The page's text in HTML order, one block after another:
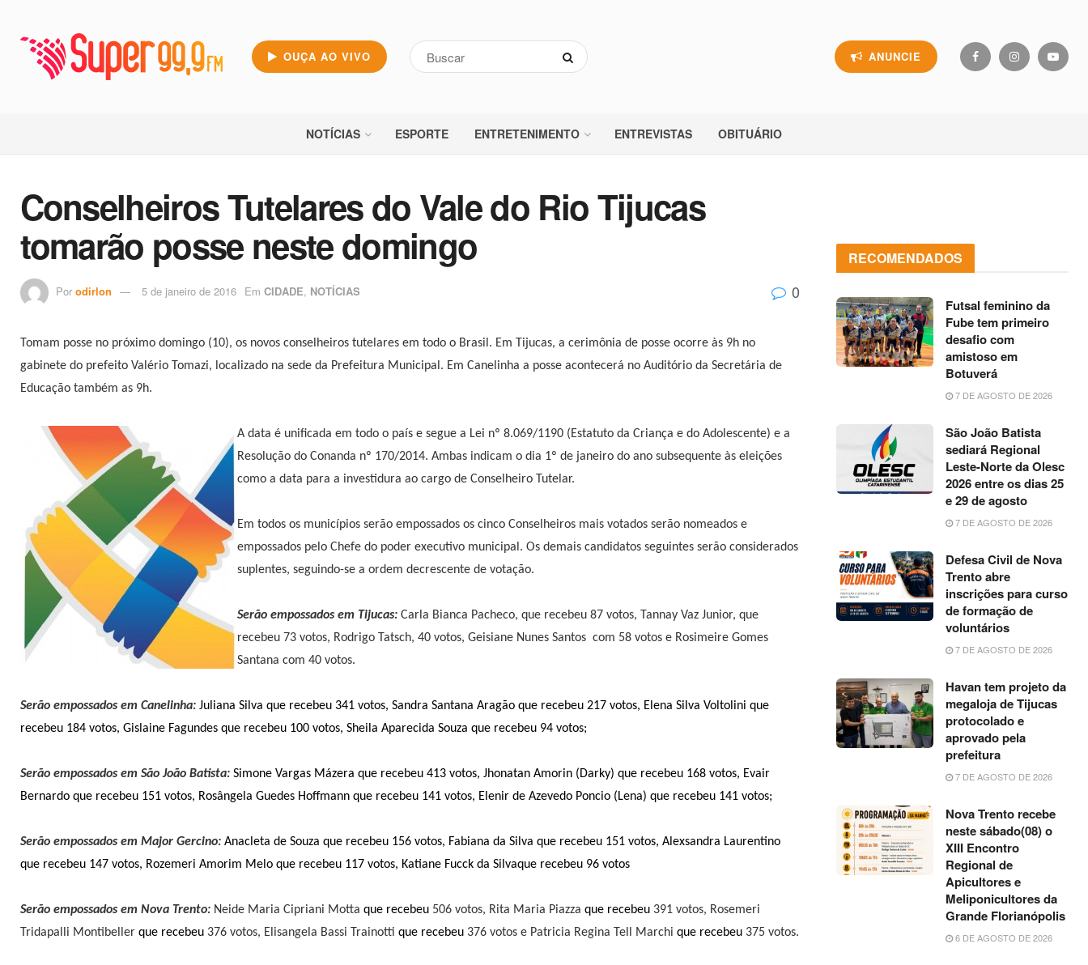
OUÇA AO VIVO ANUNCIE
NOTÍCIAS ESPORTE ENTRETENIMENTO ENTREVISTAS OBITUÁRIO
Conselheiros Tutelares do Vale do Rio Tijucas
tomarão posse neste domingo
Por odirlon 5 de janeiro de 2016 Em CIDADE, NOTÍCIAS 0
Tomam posse no próximo domingo (10), os novos conselheiros tutelares em todo o Brasil. Em Tijucas, a cerimônia de posse ocorre às 9h no
gabinete do prefeito Valério Tomazi, localizado na sede da Prefeitura Municipal. Em Canelinha a posse acontecerá no Auditório da Secretária de
Educação também as 9h.
A data é unificada em todo o país e segue a Lei nº 8.069/1190 (Estatuto da Criança e do Adolescente) e a
Resolução do Conanda nº 170/2014. Ambas indicam o dia 1º de janeiro do ano subsequente às eleições
como a data para a investidura ao cargo de Conselheiro Tutelar.
Em todos os municípios serão empossados os cinco Conselheiros mais votados serão nomeados e
empossados pelo Chefe do poder executivo municipal. Os demais candidatos seguintes serão considerados
suplentes, seguindo-se a ordem decrescente de votação.
Serão empossados em Tijucas:Carla Bianca Pacheco, que recebeu 87 votos, Tannay Vaz Junior, que
recebeu 73 votos, Rodrigo Tatsch, 40 votos, Geisiane Nunes Santos com 58 votos e Rosimeire Gomes
Santana com 40 votos.
Serão empossados em Canelinha: Juliana Silva que recebeu 341 votos, Sandra Santana Aragão que recebeu 217 votos, Elena Silva Voltolini que
recebeu 184 votos, Gislaine Fagundes que recebeu 100 votos, Sheila Aparecida Souza que recebeu 94 votos;
Serão empossados em São João Batista: Simone Vargas Mázera que recebeu413 votos, Jhonatan Amorin (Darky) que recebeu168 votos, Evair
Bernardo que recebeu 151 votos, Rosângela Guedes Hoffmann que recebeu 141 votos, Elenir de Azevedo Poncio (Lena) que recebeu141 votos;
Serão empossados em Major Gercino: Anacleta de Souza que recebeu156 votos, Fabiana da Silva que recebeu151 votos, Alexsandra Laurentino
que recebeu 147 votos, Rozemeri Amorim Melo que recebeu117 votos, Katiane Fucck da Silvaque recebeu96 votos
Serão empossados em Nova Trento: Neide Maria Cipriani Motta que recebeu506 votos, Rita Maria Piazza que recebeu391 votos, Rosemeri
Tridapalli Montibeller que recebeu 376 votos, Elisangela Bassi Trainotti que recebeu376 votos e Patricia Regina Tell Marchi que recebeu375 votos.
RECOMENDADOS
Futsal feminino da
Fube tem primeiro
desafio com
amistoso em
Botuverá
7 DE AGOSTO DE 2026
São João Batista
sediará Regional
Leste-Norte da Olesc
2026 entre os dias 25
e 29 de agosto
7 DE AGOSTO DE 2026
Defesa Civil de Nova
Trento abre
inscrições para curso
de formação de
voluntários
7 DE AGOSTO DE 2026
Havan tem projeto da
megaloja de Tijucas
protocolado e
aprovado pela
prefeitura
7 DE AGOSTO DE 2026
Nova Trento recebe
neste sábado(08) o
XIII Encontro
Regional de
Apicultores e
Meliponicultores da
Grande Florianópolis
6 DE AGOSTO DE 2026